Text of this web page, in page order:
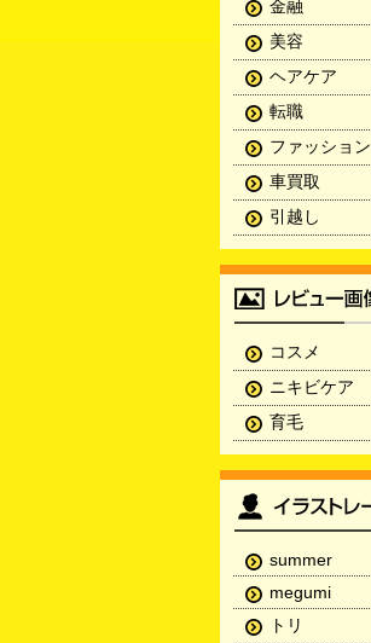
金融
美容
ヘアケア
転職
ファッション
車買取
引越し
コスメ
ニキビケア
育毛
summer
megumi
トリ